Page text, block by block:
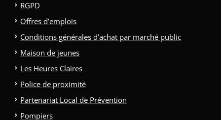
RGPD
Offres d’emplois
Conditions générales d’achat par marché public
Maison de jeunes
Les Heures Claires
Police de proximité
Partenariat Local de Prévention
Pompiers